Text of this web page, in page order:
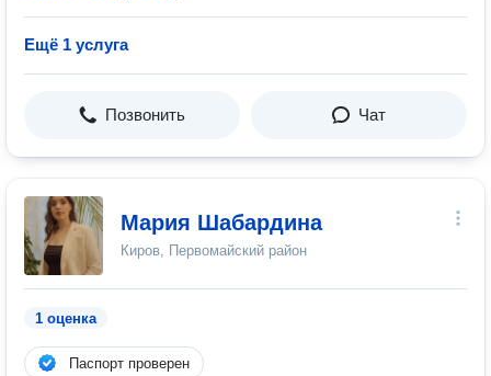
Ещё 1 услуга
Позвонить Чат
Мария Шабардина
Киров, Первомайский район
1 оценка
Паспорт проверен